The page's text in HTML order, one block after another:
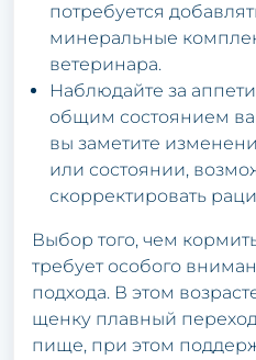
потребуется
минеральные
ветеринара.
Наблюдайте за
общим состоянием
вы заметите
или состоянии,
скорректировать
Выбор того, чем
требует особого
подхода. В этом
щенку плавный
пище, при этом